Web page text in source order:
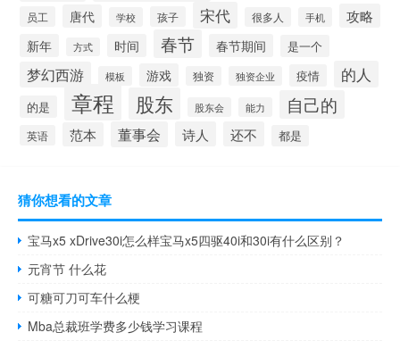
员工 唐代 学校 孩子 宋代 很多人 手机 攻略
新年 方式 时间 春节 春节期间 是一个
梦幻西游 模板 游戏 独资 独资企业 疫情 的人
的是 章程 股东 股东会 能力 自己的
英语 范本 董事会 诗人 还不 都是
猜你想看的文章
宝马x5 xDrive30i怎么样宝马x5四驱40i和30i有什么区别？
元宵节 什么花
可糖可刀可车什么梗
Mba总裁班学费多少钱学习课程